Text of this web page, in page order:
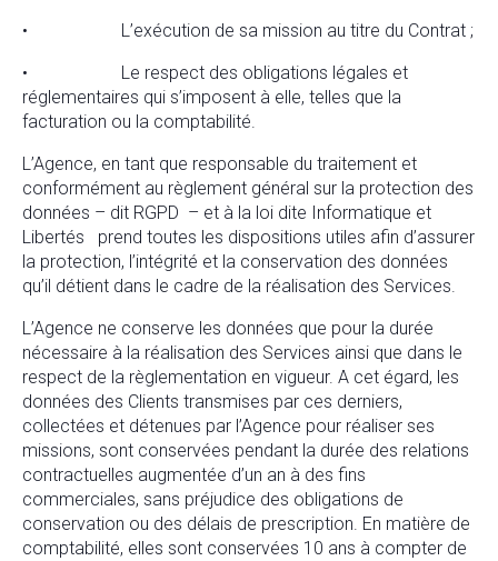
• L’exécution de sa mission au titre du Contrat ;
• Le respect des obligations légales et
réglementaires qui s’imposent à elle, telles que la
facturation ou la comptabilité.
L’Agence, en tant que responsable du traitement et
conformément au règlement général sur la protection des
données – dit RGPD – et à la loi dite Informatique et
Libertés prend toutes les dispositions utiles afin d’assurer
la protection, l’intégrité et la conservation des données
qu’il détient dans le cadre de la réalisation des Services.
L’Agence ne conserve les données que pour la durée
nécessaire à la réalisation des Services ainsi que dans le
respect de la règlementation en vigueur. A cet égard, les
données des Clients transmises par ces derniers,
collectées et détenues par l’Agence pour réaliser ses
missions, sont conservées pendant la durée des relations
contractuelles augmentée d’un an à des fins
commerciales, sans préjudice des obligations de
conservation ou des délais de prescription. En matière de
comptabilité, elles sont conservées 10 ans à compter de